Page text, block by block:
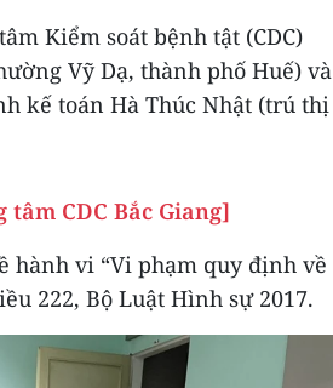
Kiểm soát bệnh tật (CDC)
Vỹ Dạ, thành phố Huế) và
kế toán Hà Thúc Nhật (trú thị
CDC Bắc Giang]
hành vi “Vi phạm quy định về
222, Bộ Luật Hình sự 2017.